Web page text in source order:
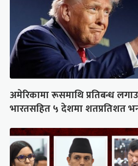
अमेरिकामा रूसमाथि प्रतिबन्ध
भारतसहित ५ देशमा शतप्रतिशत